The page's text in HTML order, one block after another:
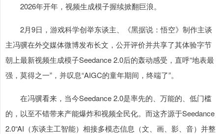
2026年开年，视频生成模子握续掀翻巨浪。
2月9日，游戏科学创举东谈主、《黑据说：悟空》制作主谈
主冯骥在外交媒体微博发布长文，公开评价并共享了其体验字节
朝上最新视频生成模子Seedance 2.0后的轰动感受，直呼“地表最
强，莫得之一”，并叹息“AIGC的童年期间，终端了”。
在冯骥看来，当今Seedance 2.0是率先的、万能的、低门槛
的，以至不错带来产能爆炸和视频全民化。而这齐源于Seedance
2.0“AI（东谈主工智能）相接多模态信息（文、画、影、音）并整